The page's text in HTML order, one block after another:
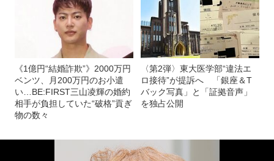
《1億円“結婚詐欺”》2000万円
ベンツ、月200万円のお小遣
い…BE:FIRST三山凌輝の婚約
相手が負担していた“破格”貢ぎ
物の数々
〈第2弾〉東大医学部“違法エ
ロ接待”が提訴へ 「銀座＆T
バック写真」と「証拠音声」
を独占公開